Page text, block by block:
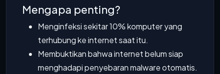
Mengapa penting?
Menginfeksi sekitar 10% komputer yang
terhubung ke internet saat itu.
Membuktikan bahwa internet belum siap
menghadapi penyebaran malware otomatis.